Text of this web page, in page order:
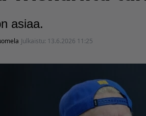
asiaa.
Julkaistu: 13.6.2026 11:25